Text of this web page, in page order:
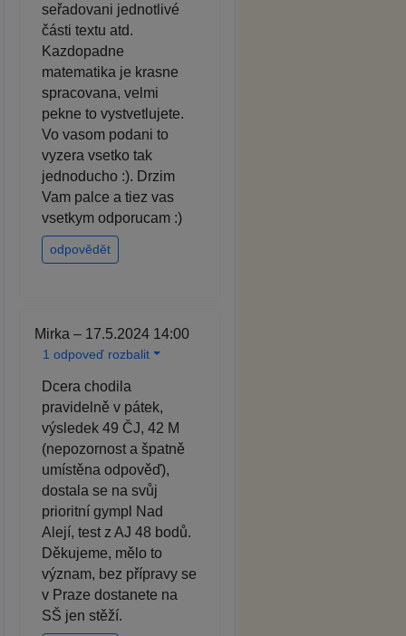
seřadovani jednotlivé
části textu atd.
Kazdopadne
matematika je krasne
spracovana, velmi
pekne to vystvetlujete.
Vo vasom podani to
vyzera vsetko tak
jednoducho :). Drzim
Vam palce a tiez vas
vsetkym odporucam :)
odpovědět
Mirka – 17.5.2024 14:00
1 odpoveď rozbalit
Dcera chodila
pravidelně v pátek,
výsledek 49 ČJ, 42 M
(nepozornost a špatně
umístěna odpověď),
dostala se na svůj
prioritní gympl Nad
Alejí, test z AJ 48 bodů.
Děkujeme, mělo to
význam, bez přípravy se
v Praze dostanete na
SŠ jen stěží.